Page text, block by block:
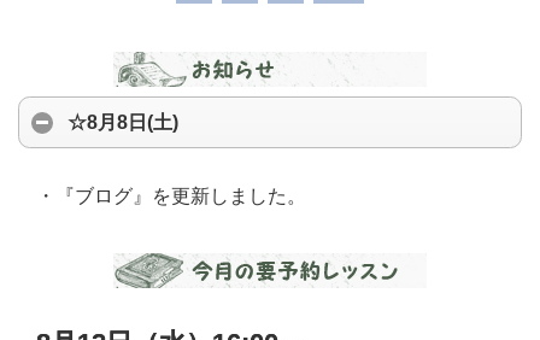
☆8月8日(土)
・『ブログ』を更新しました。